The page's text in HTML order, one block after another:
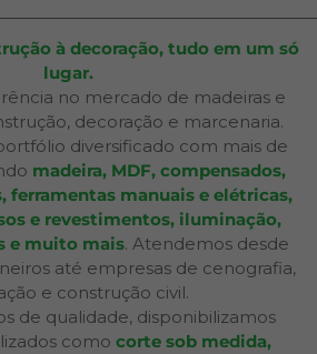
à decoração, tudo em um só
lugar.
no mercado de madeiras e
decoração e marcenaria.
diversificado com mais de
madeira, MDF, compensados,
ferramentas manuais e elétricas,
e revestimentos, iluminação,
e muito mais. Atendemos desde
até empresas de cenografia,
e construção civil.
de qualidade, disponibilizamos
como corte sob medida,